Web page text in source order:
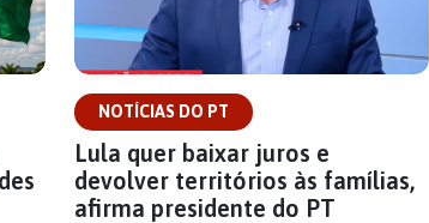
NOTÍCIAS DO PT
Lula quer baixar juros e
devolver territórios às famílias,
afirma presidente do PT